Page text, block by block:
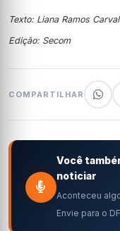
Texto: Liana Ramos
Edição: Secom
COMPARTILHAR
Você
noticiar
Aconteceu
Envie para o